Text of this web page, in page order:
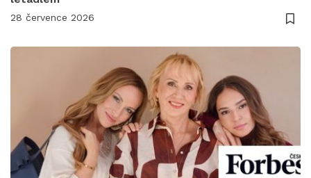
28 července 2026